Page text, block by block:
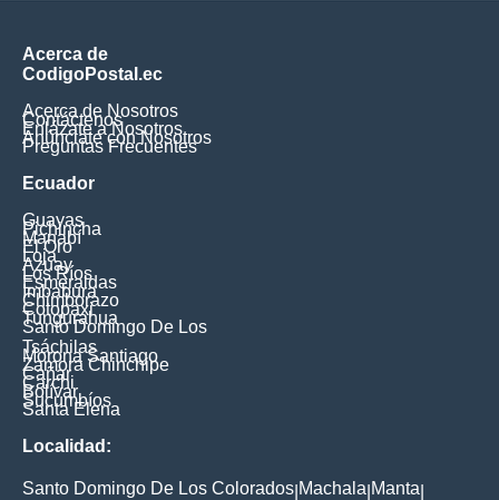
Acerca de
CodigoPostal.ec
Acerca de Nosotros
Contáctenos
Enlázate a Nosotros
Anúnciate con Nosotros
Preguntas Frecuentes
Ecuador
Guayas
Pichincha
Manabí
El Oro
Loja
Azuay
Los Ríos
Esmeraldas
Imbabura
Chimborazo
Cotopaxi
Tungurahua
Santo Domingo De Los
Tsáchilas
Morona Santiago
Zamora Chinchipe
Cañar
Carchi
Bolívar
Sucumbíos
Santa Elena
Localidad:
Santo Domingo De Los Colorados Machala Manta